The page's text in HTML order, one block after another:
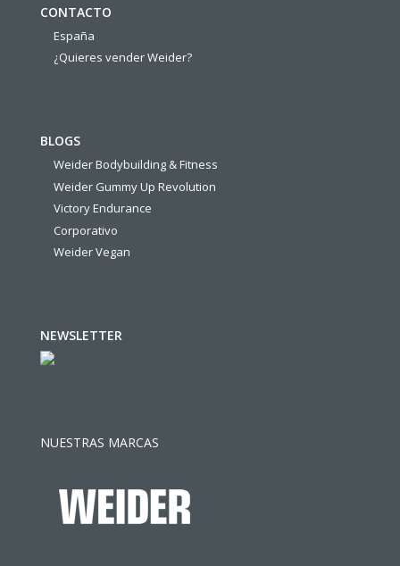
CONTACTO
España
¿Quieres vender Weider?
BLOGS
Weider Bodybuilding & Fitness
Weider Gummy Up Revolution
Victory Endurance
Corporativo
Weider Vegan
NEWSLETTER
NUESTRAS MARCAS